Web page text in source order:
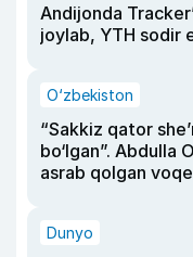
Andijonda
joylab, YTH sodir
O‘zbekiston
“Sakkiz qator
bo‘lgan”. Abdulla
asrab qolgan
Dunyo